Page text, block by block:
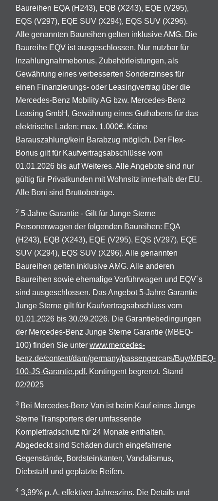
Baureihen EQA (H243), EQB (X243), EQE (V295),
EQS (V297), EQE SUV (X294), EQS SUV (X296).
Alle genannten Baureihen gelten inklusive AMG. Die
Baureihe EQV ist ausgeschlossen. Nur nutzbar für
Inzahlungnahmebonus, Zubehörleistungen, als
Gewährung eines verbesserten Sonderzinses für
einen Finanzierungs- oder Leasingvertrag über die
Mercedes-Benz Mobility AG bzw. Mercedes-Benz
Leasing GmbH, Gewährung eines Guthabens für das
elektrische Laden; max. 1.000€. Keine
Barauszahlung/kein Barabzug möglich. Der Flex-
Bonus gilt für Kaufvertragsabschlüsse vom
01.01.2026 bis auf Weiteres. Alle Angebote sind nur
gültig für Privatkunden mit Wohnsitz innerhalb der EU.
Alle Boni sind Bruttobeträge.
2 5-Jahre Garantie - Gilt für Junge Sterne
Personenwagen der folgenden Baureihen: EQA
(H243), EQB (X243), EQE (V295), EQS (V297), EQE
SUV (X294), EQS SUV (X296). Alle genannten
Baureihen gelten inklusive AMG. Alle anderen
Baureihen sowie ehemalige Vorführwagen und EQV´s
sind ausgeschlossen. Das Angebot 5-Jahre Garantie
Junge Sterne gilt für Kaufvertragsabschluss vom
01.01.2026 bis 30.09.2026. Die Garantiebedingungen
der Mercedes-Benz Junge Sterne Garantie (MBEQ-
100) finden Sie unter www.mercedes-
benz.de/content/dam/germany/passengercars/Buy/MBEQ-
100-JS-Garantie.pdf. Kontingent begrenzt. Stand
02/2025
3 Bei Mercedes-Benz Van ist beim Kauf eines Junge
Sterne Transporters der umfassende
Komplettradschutz für 24 Monate enthalten.
Abgedeckt sind Schäden durch eingefahrene
Gegenstände, Bordsteinkanten, Vandalismus,
Diebstahl und geplatzte Reifen.
4 3,99% p. A. effektiver Jahreszins. Die Details und